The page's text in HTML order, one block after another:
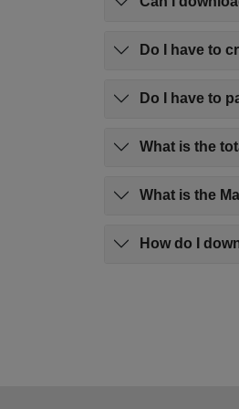
Do I have to
Do I have to
What is the
What is the
How do I